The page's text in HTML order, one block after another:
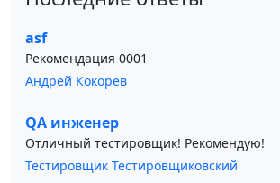
asf
Рекомендация 0001
Андрей Кокорев
QA инженер
Отличный тестировщик! Рекомендую!
Тестировщик Тестировщиковский